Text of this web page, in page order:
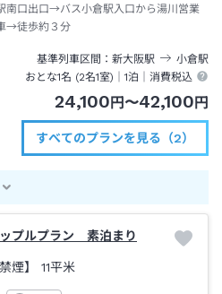
南口出口→バス小倉駅入口から湯川営業
→徒歩約３分
基準列車区間 新大阪駅 小倉駅
おとな1名 (2名1室)｜1泊 ｜消費税込
24,100 円 〜42,100 円
すべてのプランを見る（2）
プルプラン 素泊まり
煙】 11平米